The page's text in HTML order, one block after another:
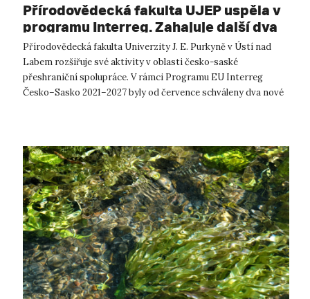
Přírodovědecká fakulta UJEP uspěla v
programu Interreg. Zahajuje další dva
přeshraniční projekty se saskými
partnery
Přírodovědecká fakulta Univerzity J. E. Purkyně v Ústí nad
Labem rozšiřuje své aktivity v oblasti česko-saské
přeshraniční spolupráce. V rámci Programu EU Interreg
Česko–Sasko 2021–2027 byly od července schváleny dva nové